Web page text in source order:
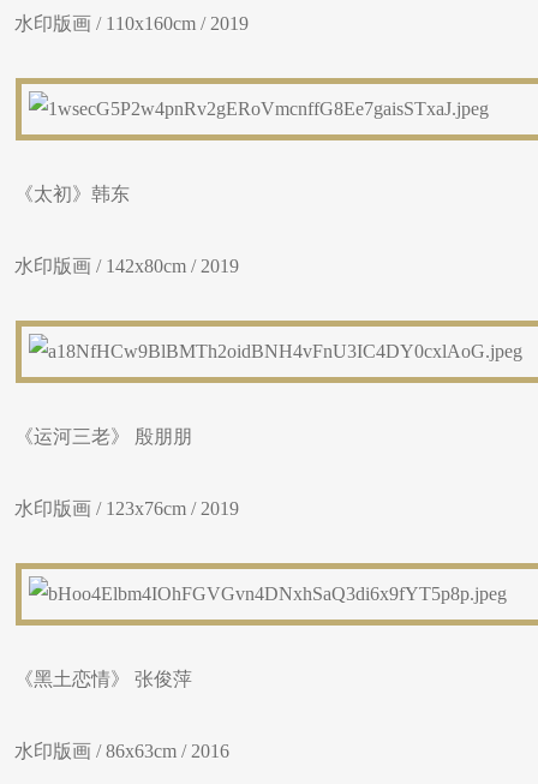
水印版画 / 110x160cm / 2019
《太初》韩东
水印版画 / 142x80cm / 2019
《运河三老》 殷朋朋
水印版画 / 123x76cm / 2019
《黑土恋情》 张俊萍
水印版画 / 86x63cm / 2016